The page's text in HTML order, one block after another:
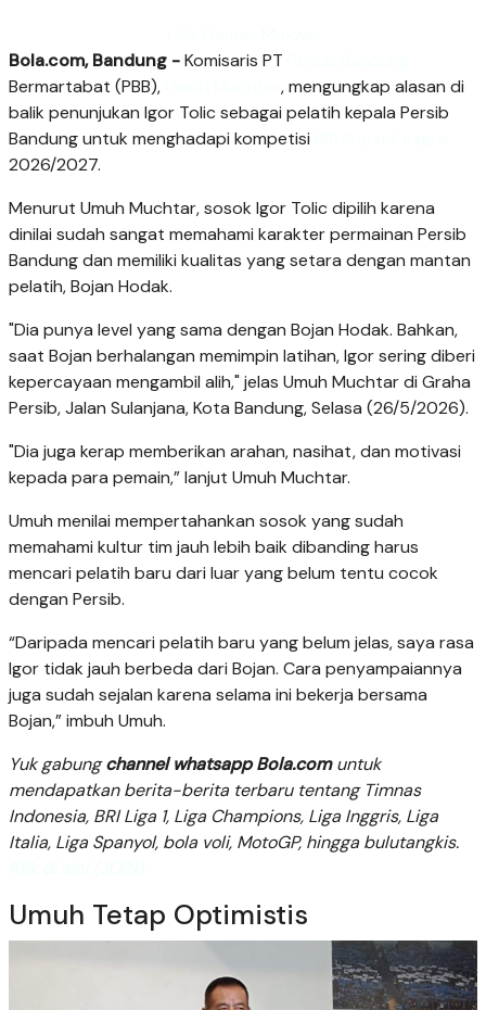
Bola.com, Bandung -Komisaris PT
Bermartabat (PBB),
, mengungkap alasan di
balik penunjukan Igor Tolic sebagai pelatih kepala Persib
Bandung untuk menghadapi kompetisi
2026/2027.
Menurut Umuh Muchtar, sosok Igor Tolic dipilih karena
dinilai sudah sangat memahami karakter permainan Persib
Bandung dan memiliki kualitas yang setara dengan mantan
pelatih, Bojan Hodak.
"Dia punya level yang sama dengan Bojan Hodak. Bahkan,
saat Bojan berhalangan memimpin latihan, Igor sering diberi
kepercayaan mengambil alih," jelas Umuh Muchtar di Graha
Persib, Jalan Sulanjana, Kota Bandung, Selasa (26/5/2026).
"Dia juga kerap memberikan arahan, nasihat, dan motivasi
kepada para pemain,” lanjut Umuh Muchtar.
Umuh menilai mempertahankan sosok yang sudah
memahami kultur tim jauh lebih baik dibanding harus
mencari pelatih baru dari luar yang belum tentu cocok
dengan Persib.
“Daripada mencari pelatih baru yang belum jelas, saya rasa
Igor tidak jauh berbeda dari Bojan. Cara penyampaiannya
juga sudah sejalan karena selama ini bekerja bersama
Bojan,” imbuh Umuh.
Yuk gabungchannel whatsapp Bola.comuntuk
mendapatkan berita-berita terbaru tentang Timnas
Indonesia, BRI Liga 1, Liga Champions, Liga Inggris, Liga
Italia, Liga Spanyol, bola voli, MotoGP, hingga bulutangkis.
Umuh Tetap Optimistis